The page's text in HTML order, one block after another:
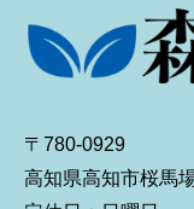
〒780-0929
高知県高知市桜馬